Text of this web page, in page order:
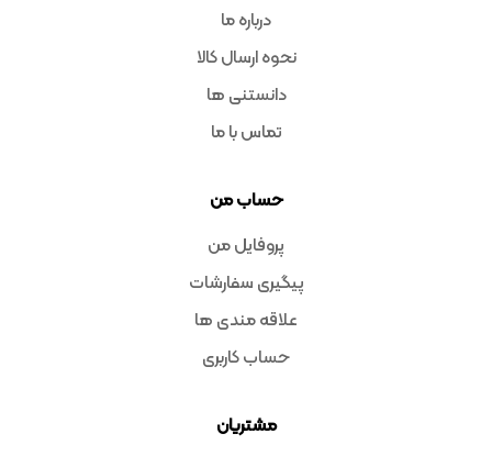
درباره ما
نحوه ارسال کالا
دانستنی ها
تماس با ما
حساب من
پروفایل من
پیگیری سفارشات
علاقه مندی ها
حساب کاربری
مشتریان